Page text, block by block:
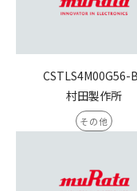
CSTLS4M00G56-
村田製作所
その他